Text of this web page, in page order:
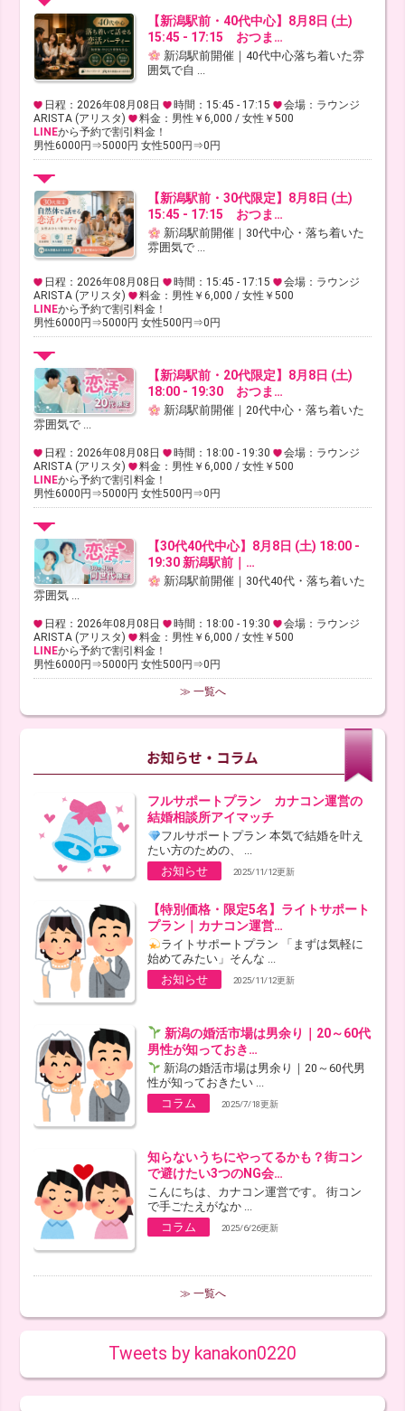
【新潟駅前・40代中心】8月8日 (土)
15:45 - 17:15 おつま…
新潟駅前開催｜40代中心落ち着いた雰
囲気で自 ...
日程：2026年08月08日 時間：15:45 - 17:15
会場：ラウンジ
ARISTA (アリスタ)
料金：男性￥6,000 / 女性￥500
LINEから予約で割引料金！
男性6000円⇒5000円 女性500円⇒0円
【新潟駅前・30代限定】8月8日 (土)
15:45 - 17:15 おつま…
新潟駅前開催｜30代中心・落ち着いた
雰囲気で ...
日程：2026年08月08日 時間：15:45 - 17:15
会場：ラウンジ
ARISTA (アリスタ)
料金：男性￥6,000 / 女性￥500
LINEから予約で割引料金！
男性6000円⇒5000円 女性500円⇒0円
【新潟駅前・20代限定】8月8日 (土)
18:00 - 19:30 おつま…
新潟駅前開催｜20代中心・落ち着いた
雰囲気で ...
日程：2026年08月08日 時間：18:00 - 19:30
会場：ラウンジ
ARISTA (アリスタ)
料金：男性￥6,000 / 女性￥500
LINEから予約で割引料金！
男性6000円⇒5000円 女性500円⇒0円
【30代40代中心】8月8日 (土) 18:00 -
19:30 新潟駅前｜…
新潟駅前開催｜30代40代・落ち着いた
雰囲気 ...
日程：2026年08月08日 時間：18:00 - 19:30
会場：ラウンジ
ARISTA (アリスタ)
料金：男性￥6,000 / 女性￥500
LINEから予約で割引料金！
男性6000円⇒5000円 女性500円⇒0円
≫ 一覧へ
フルサポートプラン カナコン運営の
結婚相談所アイマッチ
フルサポートプラン 本気で結婚を叶え
たい方のための、 ...
お知らせ
2025/11/12更新
【特別価格・限定5名】ライトサポート
プラン｜カナコン運営…
ライトサポートプラン 「まずは気軽に
始めてみたい」そんな ...
お知らせ
2025/11/12更新
新潟の婚活市場は男余り｜20～60代
男性が知っておき…
新潟の婚活市場は男余り｜20～60代男
性が知っておきたい ...
コラム
2025/7/18更新
知らないうちにやってるかも？街コン
で避けたい3つのNG会…
こんにちは、カナコン運営です。 街コン
で手ごたえがなか ...
コラム
2025/6/26更新
≫ 一覧へ
Tweets by kanakon0220